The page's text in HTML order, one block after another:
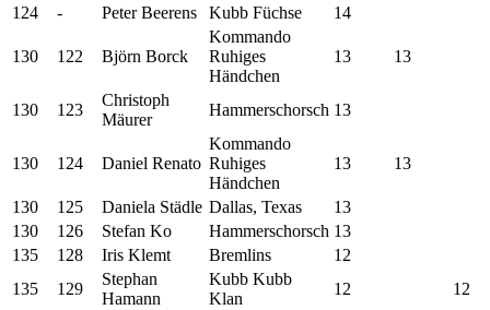
124
- Peter Beerens Kubb Füchse 14
130 122 Björn Borck
Kommando
Ruhiges
Händchen
13 13
130 123
Christoph
Mäurer
Hammerschorsch 13
130 124 Daniel Renato
Kommando
Ruhiges
Händchen
13 13
130 125 Daniela Städle Dallas, Texas
13
130
126 Stefan Ko Hammerschorsch 13
135
128 Iris Klemt Bremlins
12
135
129
Stephan
Hamann
Kubb Kubb
Klan
12 12